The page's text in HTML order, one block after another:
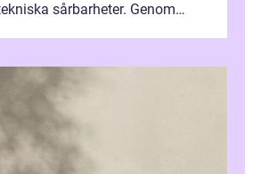
sårbarheter. Genom